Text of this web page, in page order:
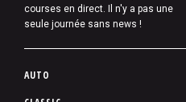
courses en direct. Il n'y a pas une
seule journée sans news !
P
AUTO